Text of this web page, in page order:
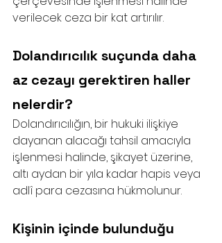
verilecek ceza bir kat artırılır.
Dolandırıcılık suçunda daha
az cezayı gerektiren haller
nelerdir?
Dolandırıcılığın, bir hukuki ilişkiye
dayanan alacağı tahsil amacıyla
işlenmesi halinde, şikayet üzerine,
altı aydan bir yıla kadar hapis veya
adlî para cezasına hükmolunur.
Kişinin içinde bulunduğu